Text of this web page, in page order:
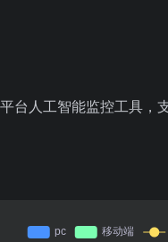
台人工智能监控工具，